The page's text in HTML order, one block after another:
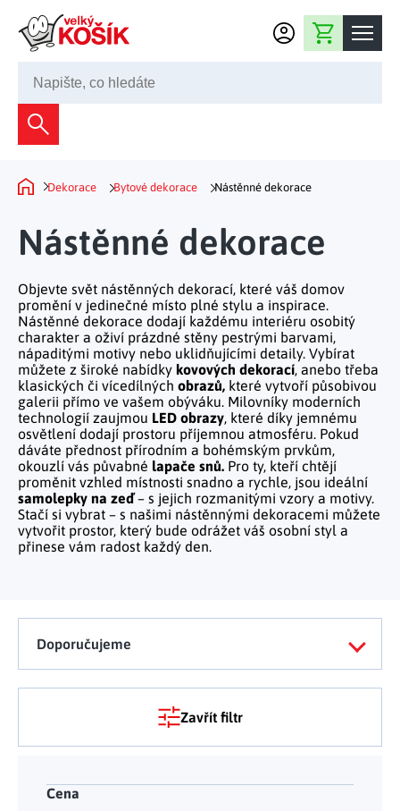
Nákupní košík
245 008 200
Dekorace
Bytové dekorace
Květiny a věnce
Světelné dekorace
Fontány a kašny
Velikonoční dekorace
Dekorace na hrob
Figurky a sošky
Vánoční dekorace
Domácnost
Bytový textil
Domácí elektro
Předsíň a chodba
Koupelna a záchod
Ložnice a šatna
Úklidové prostředky
Organizace domácnosti
Kancelář a komunikace
Kuchyně
Prostírání a stolování
Příprava nápojů
Grilování a smažení
Uchovávání potravin
Mytí nádobí a úklid
Kuchyňské police
Pečení a vaření
Koupelnový nábytek
Nábytek do předsíně
Nábytek do ložnice
Kancelářský nábytek
Kuchyňský nábytek
Dětský nábytek
Doplňky
Nábytek do obýváku
Zahrada
Zahradní doplňky
Zahradní nábytek
Práce na zahradě
Plašiče škůdců
Dílna a nářadí
Venkovní osvětlení
Volný čas
Auto příslušenství
Cestování
Outdoor
Chovatelské potřeby
Kreativní tvoření
Tělo a zdraví
Kosmetika
Fitness a sport
Masáže a relax
Osobní hygiena
Inspirace
Tipy na dárky
Kempování
Užijte si léto naplno
Dekorace Bytové dekorace Nástěnné dekorace
Nástěnné dekorace
Objevte svět nástěnných dekorací, které váš domov
promění v jedinečné místo plné stylu a inspirace.
Nástěnné dekorace dodají každému interiéru osobitý
charakter a oživí prázdné stěny pestrými barvami,
nápaditými motivy nebo uklidňujícími detaily. Vybírat
můžete z široké nabídky kovových dekorací, anebo třeba
klasických či vícedílných obrazů, které vytvoří působivou
galerii přímo ve vašem obýváku. Milovníky moderních
technologií zaujmou LED obrazy, které díky jemnému
osvětlení dodají prostoru příjemnou atmosféru. Pokud
dáváte přednost přírodním a bohémským prvkům,
okouzlí vás půvabné lapače snů. Pro ty, kteří chtějí
proměnit vzhled místnosti snadno a rychle, jsou ideální
samolepky na zeď– s jejich rozmanitými vzory a motivy.
Stačí si vybrat – s našimi nástěnnými dekoracemi můžete
vytvořit prostor, který bude odrážet váš osobní styl a
přinese vám radost každý den.
Doporučujeme
Zavřít filtr
Cena